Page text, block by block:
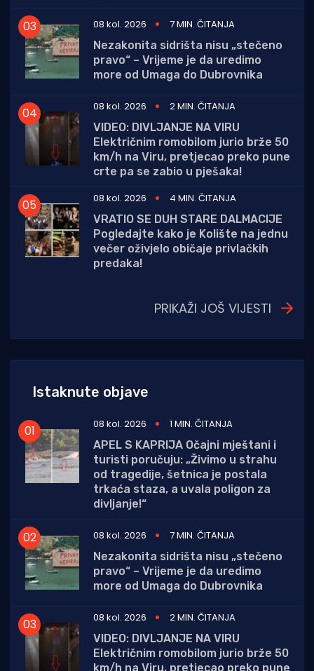
08 kol. 2026
7 MIN. ČITANJA
Nezakonita sidrišta nisu „stečeno
pravo“ – Vrijeme je da uredimo
more od Umaga do Dubrovnika
08 kol. 2026
2 MIN. ČITANJA
VIDEO: DIVLJANJE NA VIRU
Električnim romobilom jurio brže 50
km/h na Viru, pretjecao preko pune
crte pa se zabio u pješaka!
08 kol. 2026
4 MIN. ČITANJA
VRATIO SE DUH STARE DALMACIJE
Pogledajte kako je Kolište na jednu
večer oživjelo običaje privlačkih
predaka!
PRIKAŽI JOŠ VIJESTI
Istaknute objave
08 kol. 2026
1 MIN. ČITANJA
APEL S KAPRIJA Očajni mještani i
turisti poručuju: „Živimo u strahu
od tragedije, šetnica je postala
trkaća staza, a uvala poligon za
divljanje!“
08 kol. 2026
7 MIN. ČITANJA
Nezakonita sidrišta nisu „stečeno
pravo“ – Vrijeme je da uredimo
more od Umaga do Dubrovnika
08 kol. 2026
2 MIN. ČITANJA
VIDEO: DIVLJANJE NA VIRU
Električnim romobilom jurio brže 50
km/h na Viru, pretjecao preko pune